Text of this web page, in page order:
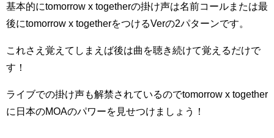
基本的にtomorrow x togetherの掛け声は名前コールまたは最
後にtomorrow x togetherをつけるVerの2パターンです。
これさえ覚えてしまえば後は曲を聴き続けて覚えるだけで
す！
ライブでの掛け声も解禁されているのでtomorrow x together
に日本のMOAのパワーを見せつけましょう！